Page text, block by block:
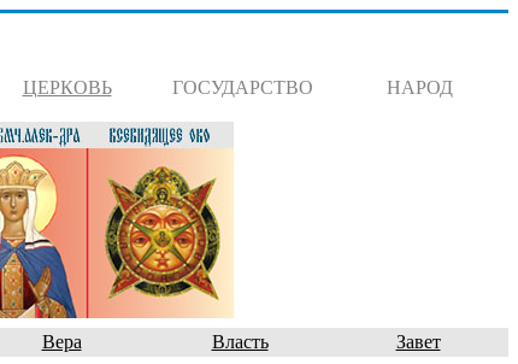
ЦЕРКОВЬ ГОСУДАРСТВО НАРОД
Вера Власть Завет